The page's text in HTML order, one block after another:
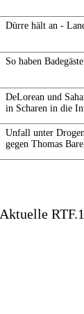
Dürre hält an -
So haben
DeLorean und
in Scharen in die
Unfall unter
gegen Thomas
Aktuelle